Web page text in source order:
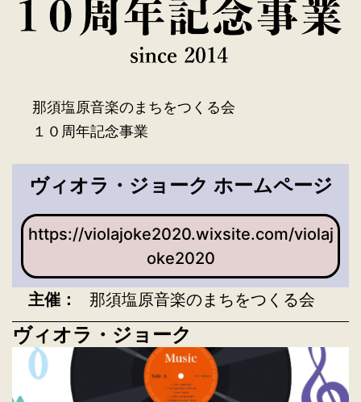
那須塩原音楽のまちをつくる会
１０周年記念事業
ヴィオラ・ジョーク ホームページ
https://violajoke2020.wixsite.com/violaj
oke2020
主催： 那須塩原音楽のまちをつくる会
ヴィオラ・ジョーク